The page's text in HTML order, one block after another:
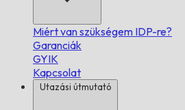
Miért van szükségem IDP-re?
Garanciák
GYIK
Kapcsolat
Utazási útmutató